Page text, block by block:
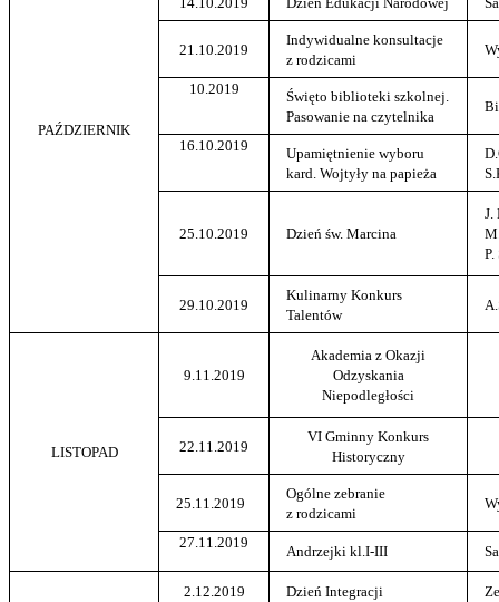
PAŹDZIERNIK
21.10.2019
Indywidualne konsultacje
z rodzicami
10.2019
Święto biblioteki szkolnej.
Pasowanie na czytelnika
16.10.2019
Upamiętnienie wyboru
kard. Wojtyły na papieża
25.10.2019 Dzień św. Marcina
J.
29.10.2019
Kulinarny Konkurs
Talentów
LISTOPAD
9.11.2019
Akademia z Okazji
Odzyskania
Niepodległości
22.11.2019
VI Gminny Konkurs
Historyczny
25.11.2019
Ogólne zebranie
z rodzicami
27.11.2019
Andrzejki kl.I-III
2.12.2019 Dzień Integracji